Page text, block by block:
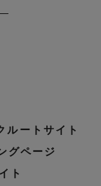
ルートサイト
グページ
ト